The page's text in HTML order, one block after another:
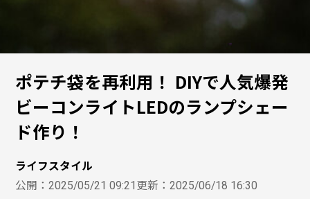
ポテチ袋を再利用！ DIYで人気爆発
ビーコンライトLEDのランプシェー
ド作り！
ライフスタイル
公開：2025/05/21 09:21 更新：2025/06/18 16:30